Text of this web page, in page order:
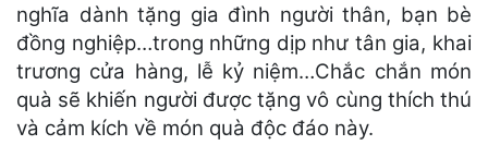
nghĩa dành tặng gia đình người thân, bạn bè
đồng nghiệp…trong những dịp như tân gia, khai
trương cửa hàng, lễ kỷ niệm…Chắc chắn món
quà sẽ khiến người được tặng vô cùng thích thú
và cảm kích về món quà độc đáo này.